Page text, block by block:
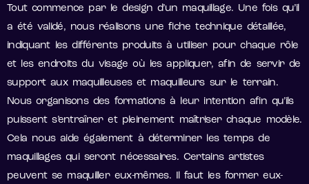
Tout commence par le design d’un maquillage. Une fois qu’il
a été validé, nous réalisons une fiche technique détaillée,
indiquant les différents produits à utiliser pour chaque rôle
et les endroits du visage où les appliquer, afin de servir de
support aux maquilleuses et maquilleurs sur le terrain.
Nous organisons des formations à leur intention afin qu’ils
puissent s’entraîner et pleinement maîtriser chaque modèle.
Cela nous aide également à déterminer les temps de
maquillages qui seront nécessaires. Certains artistes
peuvent se maquiller eux-mêmes. Il faut les former eux-